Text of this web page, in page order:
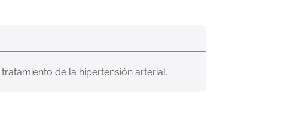
de la hipertensión arterial.